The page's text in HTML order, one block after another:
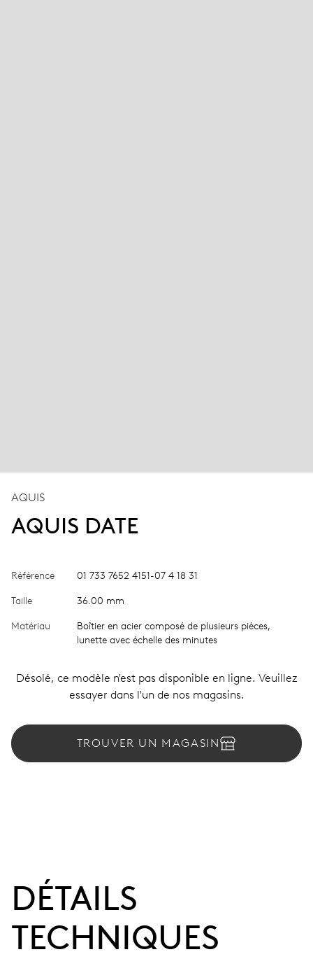
AQUIS
AQUIS DATE
Référence 01 733 7652 4151-07 4 18 31
Taille 36.00 mm
Matériau
Boîtier en acier composé de plusieurs pièces,
lunette avec échelle des minutes
Désolé, ce modèle n'est pas disponible en ligne. Veuillez
essayer dans l'un de nos magasins.
TROUVER UN MAGASIN
DÉTAILS
TECHNIQUES